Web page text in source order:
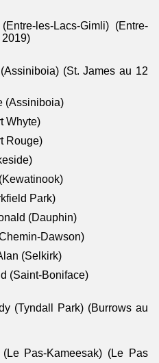
les-Lacs-Gimli) (Entre-
2019)
(St. James au 12
(Assiniboia)
Whyte)
Rouge)
Park)
(Dauphin)
Dawson)
(Selkirk)
(Saint-Boniface)
(Tyndall Park) (Burrows au
(Le Pas-Kameesak) (Le Pas